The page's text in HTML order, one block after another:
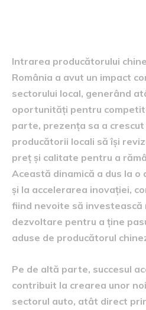
Intrarea producătorului
România a avut un impact
sectorului local, generând
oportunități pentru
parte, prezența sa a
producătorii locali să își
preț și calitate pentru a
Această dinamică a dus la
și la accelerarea inovației,
fiind nevoite să investească
dezvoltare pentru a ține
aduse de producătorul
Pe de altă parte, succesul
contribuit la crearea unor
sectorul auto, atât direct